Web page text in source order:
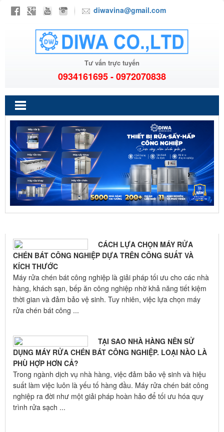
diwavina@gmail.com
Tư vấn trực tuyến
0934161695 - 0972070838
CÁCH LỰA CHỌN MÁY RỬA
CHÉN BÁT CÔNG NGHIỆP DỰA TRÊN CÔNG SUẤT VÀ
KÍCH THƯỚC
Máy rửa chén bát công nghiệp là giải pháp tối ưu cho các nhà
hàng, khách sạn, bếp ăn công nghiệp nhờ khả năng tiết kiệm
thời gian và đảm bảo vệ sinh. Tuy nhiên, việc lựa chọn máy
rửa chén bát công ...
TẠI SAO NHÀ HÀNG NÊN SỬ
DỤNG MÁY RỬA CHÉN BÁT CÔNG NGHIỆP. LOẠI NÀO LÀ
PHÙ HỢP HƠN CẢ?
Trong ngành dịch vụ nhà hàng, việc đảm bảo vệ sinh và hiệu
suất làm việc luôn là yếu tố hàng đầu. Máy rửa chén bát công
nghiệp ra đời như một giải pháp hoàn hảo để tối ưu hóa quy
trình rửa sạch ...